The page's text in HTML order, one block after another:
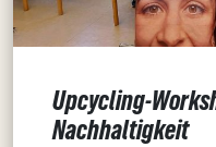
Upcycling-
Nachhaltigkeit